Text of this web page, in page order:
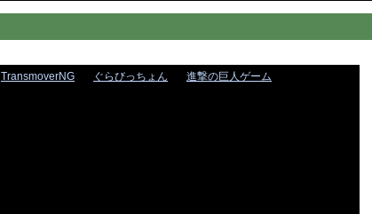
TransmoverNG ぐらびっちょん 進撃の巨人ゲーム